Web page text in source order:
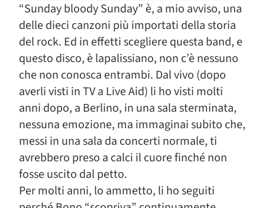
“Sunday bloody Sunday” è, a mio avviso, una
delle dieci canzoni più importati della storia
del rock. Ed in effetti scegliere questa band, e
questo disco, è lapalissiano, non c’è nessuno
che non conosca entrambi. Dal vivo (dopo
averli visti in TV a Live Aid) li ho visti molti
anni dopo, a Berlino, in una sala sterminata,
nessuna emozione, ma immaginai subito che,
messi in una sala da concerti normale, ti
avrebbero preso a calci il cuore finché non
fosse uscito dal petto.
Per molti anni, lo ammetto, li ho seguiti